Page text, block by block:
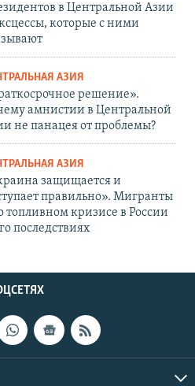
в Центральной Азии
которые с ними
АЗИЯ
решение».
амнистии в Центральной
не панацея от проблемы?
АЗИЯ
защищается и
правильно». Мигранты
топливном кризисе в России
последствиях